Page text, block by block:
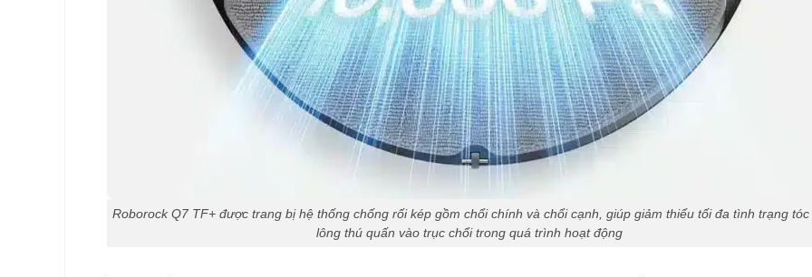
Roborock Q7 TF+ được trang bị hệ thống chống rối kép gồm chổi chính và chổi cạnh, giúp giảm thiểu tối đa tình trạng tóc
lông thú quấn vào trục chổi trong quá trình hoạt động